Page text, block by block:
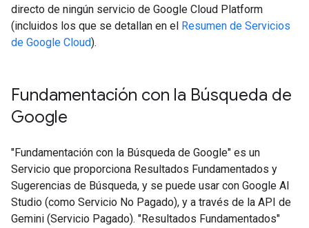
directo de ningún servicio de Google Cloud Platform
(incluidos los que se detallan en el Resumen de Servicios
de Google Cloud).
Fundamentación con la Búsqueda de
Google​​
"Fundamentación con la Búsqueda de Google" es un
Servicio que proporciona Resultados Fundamentados y
Sugerencias de Búsqueda, y se puede usar con Google AI
Studio (como Servicio No Pagado), y a través de la API de
Gemini (Servicio Pagado). "Resultados Fundamentados"